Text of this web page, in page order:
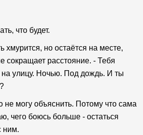
что будет.
хмурится, но остаётся на месте,
сокращает расстояние. - Тебя
на улицу. Ночью. Под дождь. И ты
не могу объяснить. Потому что сама
чего боюсь больше - остаться
ним.